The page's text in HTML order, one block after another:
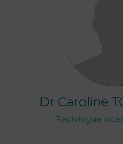
Dr Caroline
Radiologue